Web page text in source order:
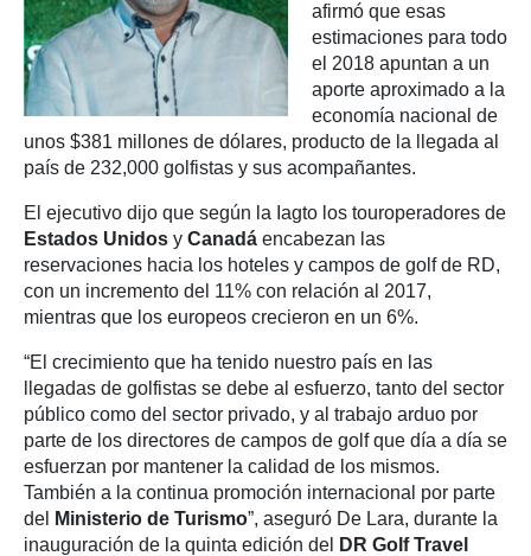
afirmó que esas
estimaciones para todo
el 2018 apuntan a un
aporte aproximado a la
economía nacional de
unos $381 millones de dólares, producto de la llegada al
país de 232,000 golfistas y sus acompañantes.
El ejecutivo dijo que según la Iagto los touroperadores de
Estados Unidos y Canadá encabezan las
reservaciones hacia los hoteles y campos de golf de RD,
con un incremento del 11% con relación al 2017,
mientras que los europeos crecieron en un 6%.
“El crecimiento que ha tenido nuestro país en las
llegadas de golfistas se debe al esfuerzo, tanto del sector
público como del sector privado, y al trabajo arduo por
parte de los directores de campos de golf que día a día se
esfuerzan por mantener la calidad de los mismos.
También a la continua promoción internacional por parte
del
Ministerio de Turismo”, aseguró De Lara, durante la
inauguración de la quinta edición del
DR Golf Travel